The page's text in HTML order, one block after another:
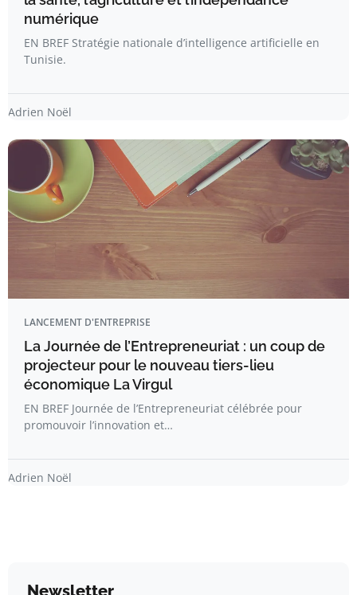
numérique
EN BREF Stratégie nationale d’intelligence artificielle en
Tunisie.
Adrien Noël
LANCEMENT D'ENTREPRISE
La Journée de l’Entrepreneuriat : un coup de
projecteur pour le nouveau tiers-lieu
économique La Virgul
EN BREF Journée de l’Entrepreneuriat célébrée pour
promouvoir l’innovation et…
Adrien Noël